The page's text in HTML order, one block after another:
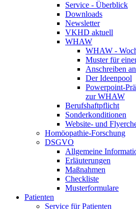
Service - Überblick
Downloads
Newsletter
VKHD aktuell
WHAW
WHAW -
Muster für
Anschreiben
Der Ideenpool
Powerpoint-
zur WHAW
Berufshaftpflicht
Sonderkonditionen
Website- und
Homöopathie-Forschung
DSGVO
Allgemeine
Erläuterungen
Maßnahmen
Checkliste
Musterformulare
Patienten
Service für Patienten